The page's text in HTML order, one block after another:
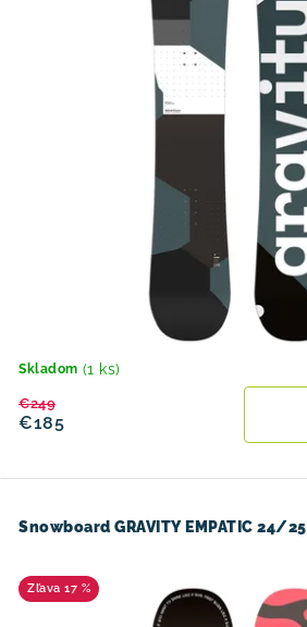
Skladom (1 ks)
€185
€249
Snowboard GRAVITY EMPATIC 24/25
17 %